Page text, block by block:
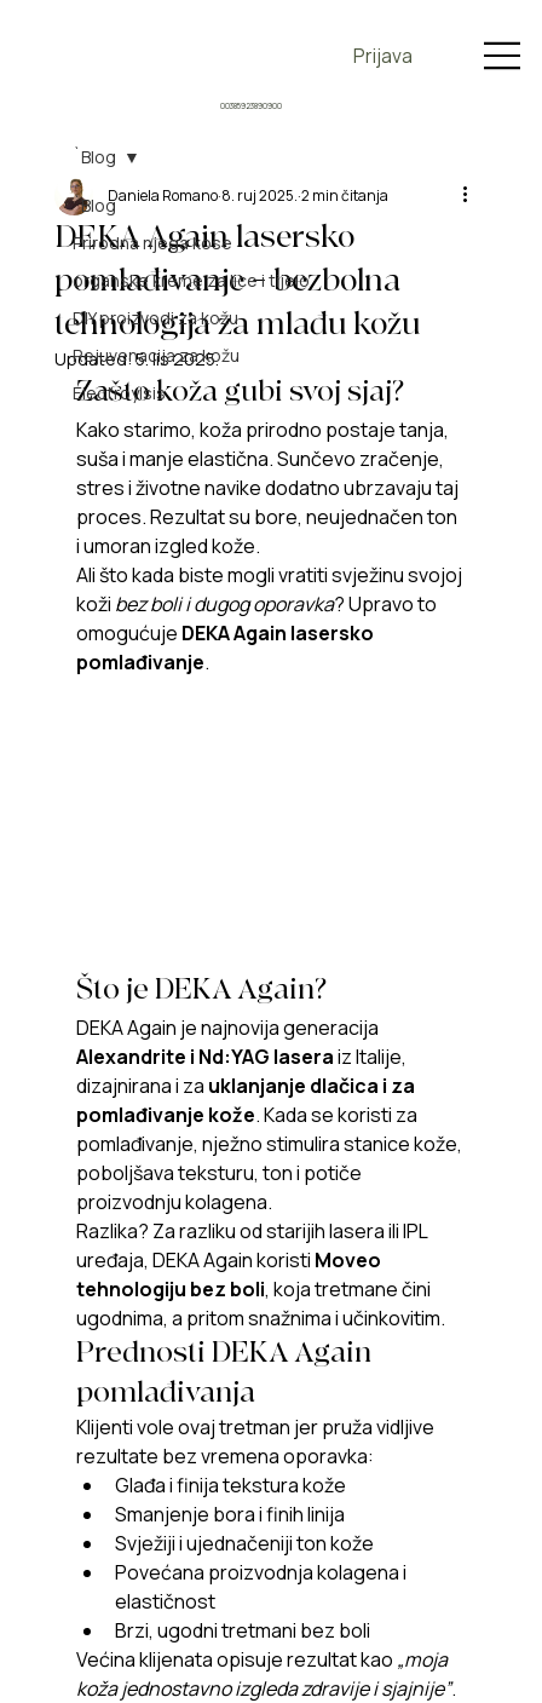
Prijava
00385923890900
`Blog
Prirodna njega kose
organske kreme za lice i tijelo
DIY proizvodi za kožu
Rejuvenacija za kožu
Electroylsis
`Blog
DEKA Again lasersko
pomlađivanje – bezbolna
tehnologija za mlađu kožu
Daniela Romano 8. ruj 2025. 2 min čitanja
Updated:5. lis 2025.
Zašto koža gubi svoj sjaj?
Kako starimo, koža prirodno postaje tanja,
suša i manje elastična. Sunčevo zračenje,
stres i životne navike dodatno ubrzavaju taj
proces. Rezultat su bore, neujednačen ton
i umoran izgled kože.
Ali što kada biste mogli vratiti svježinu svojoj
koži bez boli i dugog oporavka? Upravo to
omogućuje DEKA Again lasersko
pomlađivanje.
Što je DEKA Again?
DEKA Again je najnovija generacija
Alexandrite i Nd:YAG lasera iz Italije,
dizajnirana i za uklanjanje dlačica i za
pomlađivanje kože. Kada se koristi za
pomlađivanje, nježno stimulira stanice kože,
poboljšava teksturu, ton i potiče
proizvodnju kolagena.
Razlika? Za razliku od starijih lasera ili IPL
uređaja, DEKA Again koristi Moveo
tehnologiju bez boli, koja tretmane čini
ugodnima, a pritom snažnima i učinkovitim.
Prednosti DEKA Again
pomlađivanja
Klijenti vole ovaj tretman jer pruža vidljive
rezultate bez vremena oporavka:
Glađa i finija tekstura kože
Smanjenje bora i finih linija
Svježiji i ujednačeniji ton kože
Povećana proizvodnja kolagena i
elastičnost
Brzi, ugodni tretmani bez boli
Većina klijenata opisuje rezultat kao „moja
koža jednostavno izgleda zdravije i sjajnije”.